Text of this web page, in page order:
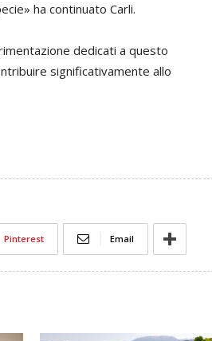
ha continuato Carli.
dedicati a questo
significativamente allo
Pinterest Email